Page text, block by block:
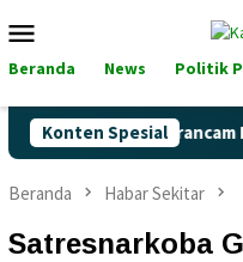
ke
kontenMobile
Beranda News Politik
Konten Spesial
Pertalite Terancam
Beranda Habar Sekitar
Satresnarkoba